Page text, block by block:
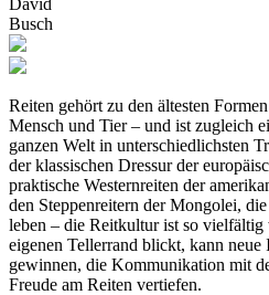
Busch
Reiten gehört zu den ältesten
Mensch und Tier – und ist zugleich
ganzen Welt in unterschiedlichsten
der klassischen Dressur der
praktische Westernreiten der
den Steppenreitern der Mongolei,
leben – die Reitkultur ist so vielfältig
eigenen Tellerrand blickt, kann
gewinnen, die Kommunikation mit
Freude am Reiten vertiefen.